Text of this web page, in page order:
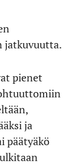
jatkuvuutta.
pienet
ja
päätyäkö